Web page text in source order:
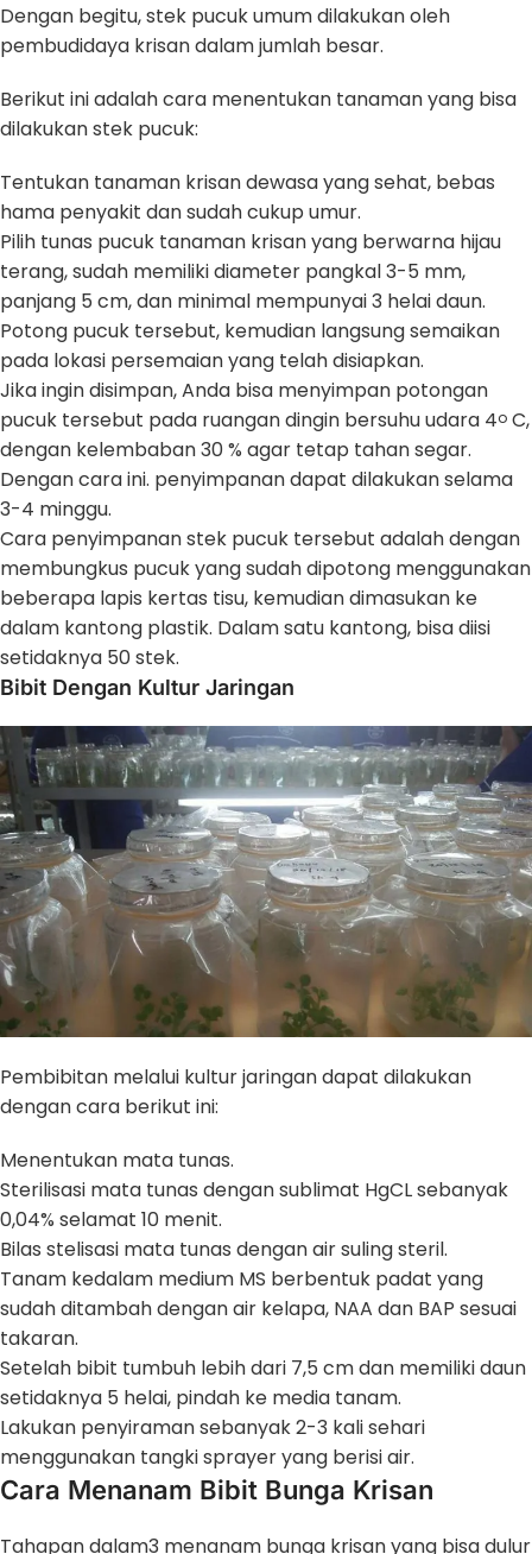
Dengan begitu, stek pucuk umum dilakukan oleh
pembudidaya krisan dalam jumlah besar.
Berikut ini adalah cara menentukan tanaman yang bisa
dilakukan stek pucuk:
Tentukan tanaman krisan dewasa yang sehat, bebas
hama penyakit dan sudah cukup umur.
Pilih tunas pucuk tanaman krisan yang berwarna hijau
terang, sudah memiliki diameter pangkal 3-5 mm,
panjang 5 cm, dan minimal mempunyai 3 helai daun.
Potong pucuk tersebut, kemudian langsung semaikan
pada lokasi persemaian yang telah disiapkan.
Jika ingin disimpan, Anda bisa menyimpan potongan
pucuk tersebut pada ruangan dingin bersuhu udara 4o C,
dengan kelembaban 30 % agar tetap tahan segar.
Dengan cara ini. penyimpanan dapat dilakukan selama
3-4 minggu.
Cara penyimpanan stek pucuk tersebut adalah dengan
membungkus pucuk yang sudah dipotong menggunakan
beberapa lapis kertas tisu, kemudian dimasukan ke
dalam kantong plastik. Dalam satu kantong, bisa diisi
setidaknya 50 stek.
Bibit Dengan Kultur Jaringan
Pembibitan melalui kultur jaringan dapat dilakukan
dengan cara berikut ini:
Menentukan mata tunas.
Sterilisasi mata tunas dengan sublimat HgCL sebanyak
0,04% selamat 10 menit.
Bilas stelisasi mata tunas dengan air suling steril.
Tanam kedalam medium MS berbentuk padat yang
sudah ditambah dengan air kelapa, NAA dan BAP sesuai
takaran.
Setelah bibit tumbuh lebih dari 7,5 cm dan memiliki daun
setidaknya 5 helai, pindah ke media tanam.
Lakukan penyiraman sebanyak 2-3 kali sehari
menggunakan tangki sprayer yang berisi air.
Cara Menanam Bibit Bunga Krisan
Tahapan dalam3 menanam bunga krisan yang bisa dulur